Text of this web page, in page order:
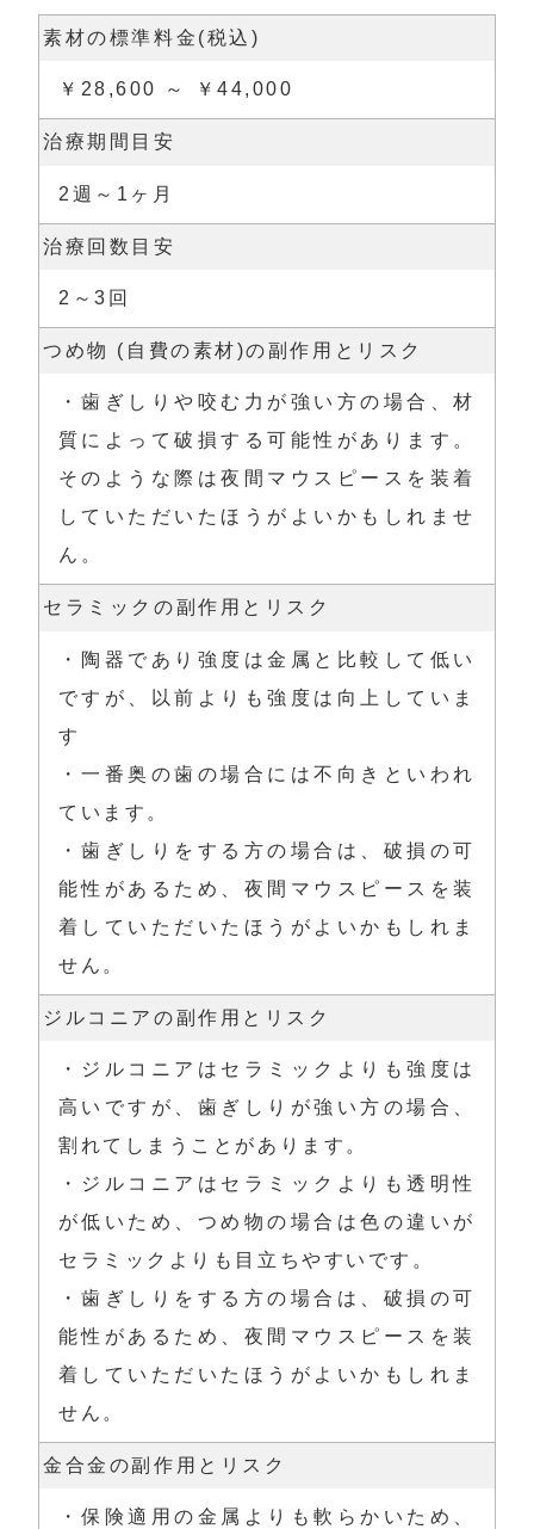
素材の標準料金(税込)
￥28,600 ～ ￥44,000
治療期間目安
2週～1ヶ月
治療回数目安
2～3回
つめ物 (自費の素材)の副作用とリスク
・歯ぎしりや咬む力が強い方の場合、材
質によって破損する可能性があります。
そのような際は夜間マウスピースを装着
していただいたほうがよいかもしれませ
ん。
セラミックの副作用とリスク
・陶器であり強度は金属と比較して低い
ですが、以前よりも強度は向上していま
す
・一番奥の歯の場合には不向きといわれ
ています。
・歯ぎしりをする方の場合は、破損の可
能性があるため、夜間マウスピースを装
着していただいたほうがよいかもしれま
せん。
ジルコニアの副作用とリスク
・ジルコニアはセラミックよりも強度は
高いですが、歯ぎしりが強い方の場合、
割れてしまうことがあります。
・ジルコニアはセラミックよりも透明性
が低いため、つめ物の場合は色の違いが
セラミックよりも目立ちやすいです。
・歯ぎしりをする方の場合は、破損の可
能性があるため、夜間マウスピースを装
着していただいたほうがよいかもしれま
せん。
金合金の副作用とリスク
・保険適用の金属よりも軟らかいため、